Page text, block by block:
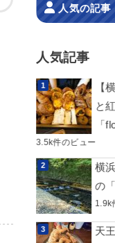
人気の記事
人気記事
【
と
「
3.5k件のビュー
横
の
1.9k
天